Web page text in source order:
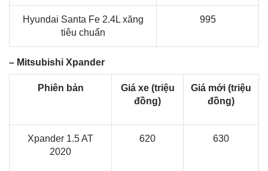
Hyundai Santa Fe 2.4L xăng
tiêu chuẩn
995
– Mitsubishi Xpander
Phiên bản
Giá xe (triệu
đồng)
Giá mới (triệu
đồng)
Xpander 1.5 AT
2020
620 630